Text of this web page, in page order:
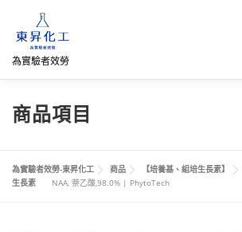
為實驗者效勞
首頁 關於我們
網路商店 直購專區 詢價車、購物
商品項目
為實驗者效勞-東昇化工 商品 【培養基、組培生長素】
生長素
NAA, 萘乙酸,98.0% | PhytoTech